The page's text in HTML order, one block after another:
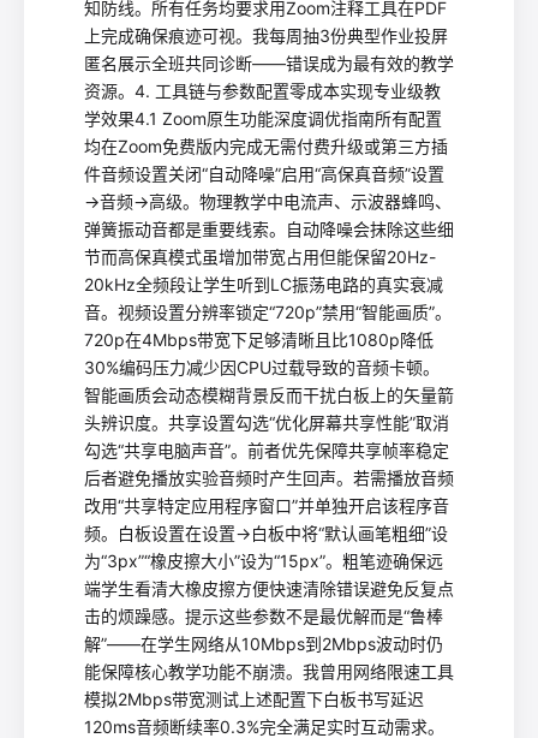
知防线。所有任务均要求用Zoom注释工具在PDF
上完成确保痕迹可视。我每周抽3份典型作业投屏
匿名展示全班共同诊断——错误成为最有效的教学
资源。4. 工具链与参数配置零成本实现专业级教
学效果4.1 Zoom原生功能深度调优指南所有配置
均在Zoom免费版内完成无需付费升级或第三方插
件音频设置关闭“自动降噪”启用“高保真音频”设置
→音频→高级。物理教学中电流声、示波器蜂鸣、
弹簧振动音都是重要线索。自动降噪会抹除这些细
节而高保真模式虽增加带宽占用但能保留20Hz-
20kHz全频段让学生听到LC振荡电路的真实衰减
音。视频设置分辨率锁定“720p”禁用“智能画质”。
720p在4Mbps带宽下足够清晰且比1080p降低
30%编码压力减少因CPU过载导致的音频卡顿。
智能画质会动态模糊背景反而干扰白板上的矢量箭
头辨识度。共享设置勾选“优化屏幕共享性能”取消
勾选“共享电脑声音”。前者优先保障共享帧率稳定
后者避免播放实验音频时产生回声。若需播放音频
改用“共享特定应用程序窗口”并单独开启该程序音
频。白板设置在设置→白板中将“默认画笔粗细”设
为“3px”“橡皮擦大小”设为“15px”。粗笔迹确保远
端学生看清大橡皮擦方便快速清除错误避免反复点
击的烦躁感。提示这些参数不是最优解而是“鲁棒
解”——在学生网络从10Mbps到2Mbps波动时仍
能保障核心教学功能不崩溃。我曾用网络限速工具
模拟2Mbps带宽测试上述配置下白板书写延迟
120ms音频断续率0.3%完全满足实时互动需求。